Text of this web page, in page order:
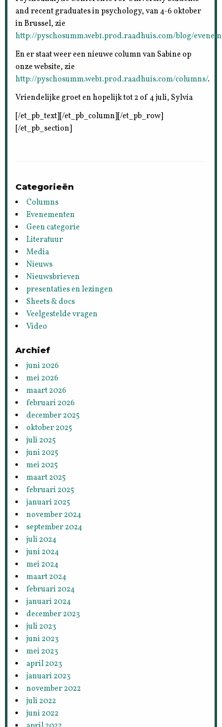
and recent graduates in psychology, van 4-6 oktober
in Brussel, zie
http://pyschosumm.web1.prod.raadhuis.com/blog/
En er staat weer een nieuwe column van Sabine op
onze website, zie
http://pyschosumm.web1.prod.raadhuis.com/columns/.
Vriendelijke groet en hopelijk tot 2 of 4 juli, Sylvia
[/et_pb_text][/et_pb_column][/et_pb_row]
[/et_pb_section]
Categorieën
Columns
Evenementen
Geen categorie
Literatuur
Media
Nieuws
Nieuwsbrieven
presentaties en lezingen
Sheets & docs
Veelgestelde vragen
Video
Archief
juni 2026
mei 2026
maart 2026
februari 2026
december 2025
oktober 2025
juli 2025
juni 2025
mei 2025
maart 2025
februari 2025
januari 2025
november 2024
september 2024
juli 2024
juni 2024
mei 2024
maart 2024
februari 2024
januari 2024
december 2023
juli 2023
juni 2023
mei 2023
april 2023
januari 2023
november 2022
juli 2022
juni 2022